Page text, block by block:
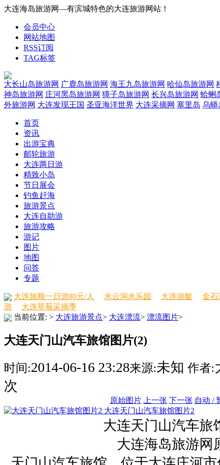
大连海岛旅游网—有滨城特色的大连旅游网站！
会员中心
网站地图
RSS订阅
TAG标签
大长山岛旅游网 广鹿岛旅游网 海王九岛旅游网 哈仙岛旅游网
神岛旅游网 庄河黑岛旅游网 獐子岛旅游网 长兴岛旅游网 蛤蜊
外旅游网 大连发现王国 圣亚海洋世界 大连采摘网 塞里岛 乌蟒
首页
资讯
出游宝典
邮轮旅游
大连两日游
精致小岛
节日展会
钓鱼赶海
旅游景点
大连自助游
旅游攻略
游记
图片
地图
问答
专题
大连旅顺一日游80元/人 水云涧水乐园 大连游艇
金石
游
大连草莓采摘季
当前位置: > 大连旅游景点> 大连漂流> 漂流图片>
大连天门山汽车旅馆图片(2)
时间:2014-06-16 23:28来源:未知 作者:
次
原始图片 上一张 下一张 自动 /
大连天门山汽车旅馆图片2
大连天门山汽车旅
大连海岛旅游网